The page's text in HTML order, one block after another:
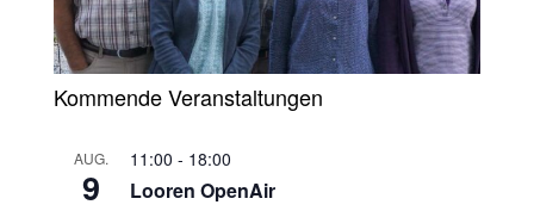
Kommende Veranstaltungen
AUG.
9
11:00 - 18:00
Looren OpenAir